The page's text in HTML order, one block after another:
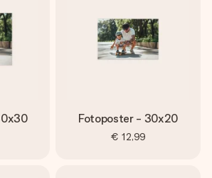
Fotoposter - 30x20
€ 12,99